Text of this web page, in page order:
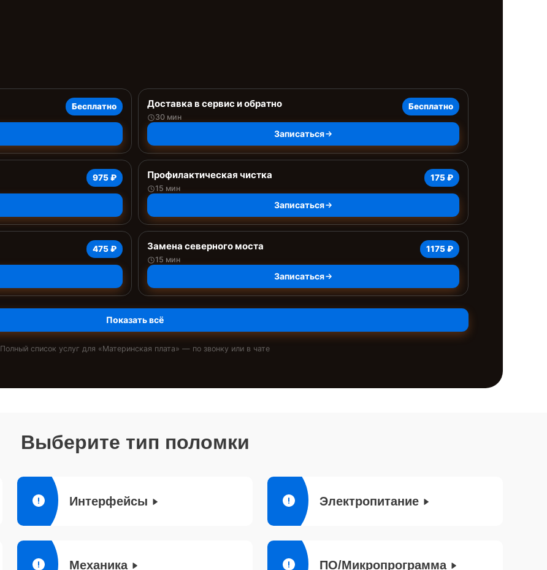
Бесплатно Доставка в сервис и обратно
30 мин
Бесплатно
Записаться
975 ₽ Профилактическая чистка
15 мин
175 ₽
Записаться
475 ₽ Замена северного моста
15 мин
1175 ₽
Записаться
Показать всё
Полный список услуг для «Материнская плата» — по звонку или в чате
Выберите тип поломки
Интерфейсы Электропитание
Механика ПО/Микропрограмма